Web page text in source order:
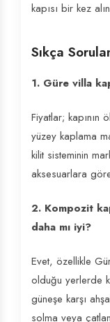
kapısı bir kez
Sıkça
1. Güre villa
Fiyatlar; kapının
yüzey kaplama
kilit sisteminin
aksesuarlara
2. Kompozit
daha mı iyi?
Evet, özellikle
olduğu yerlerde
güneşe karşı
solma veya